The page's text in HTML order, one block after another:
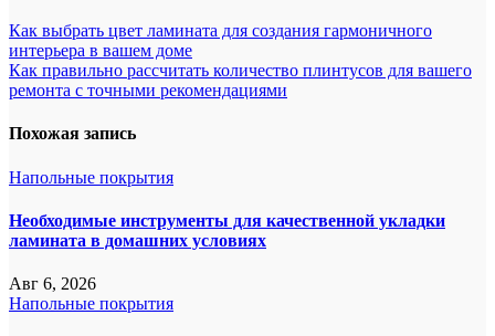
Как выбрать цвет ламината для создания гармоничного
интерьера в вашем доме
Как правильно рассчитать количество плинтусов для вашего
ремонта с точными рекомендациями
Похожая запись
Напольные покрытия
Необходимые инструменты для качественной укладки
ламината в домашних условиях
Авг 6, 2026
Напольные покрытия